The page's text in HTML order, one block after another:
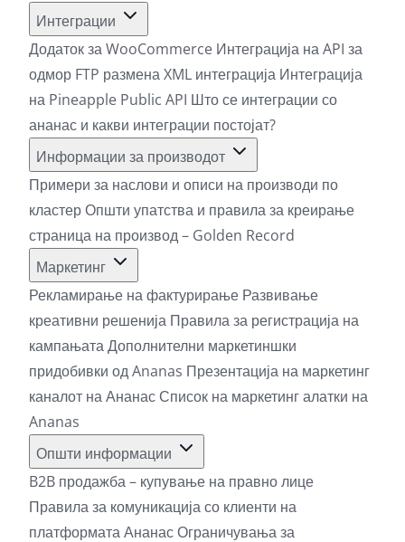
Интеграции
Додаток за WooCommerce Интеграција на API за
одмор FTP разменаXML интеграција Интеграција
на Pineapple Public API Што се интеграции со
ананас и какви интеграции постојат?
Информации за производот
Примери за наслови и описи на производи по
кластерОпшти упатства и правила за креирање
страница на производ – Golden Record
Маркетинг
Рекламирање на фактурирање Развивање
креативни решенија Правила за регистрација на
кампањатаДополнителни маркетиншки
придобивки од Ananas Презентација на маркетинг
каналот на АнанасСписок на маркетинг алатки на
Ananas
Општи информации
B2B продажба – купување на правно лице
Правила за комуникација со клиенти на
платформата АнанасОграничувања за